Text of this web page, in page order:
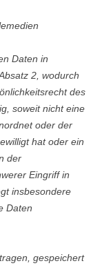
Daten in
2, wodurch
des
soweit nicht eine
oder der
hat oder ein
der
Eingriff in
insbesondere
Daten
gespeichert